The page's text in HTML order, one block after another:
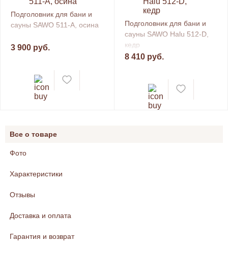
Подголовник для бани и
сауны SAWO 511-A, осина
3 900 руб.
Подголовник для бани и
сауны SAWO Halu 512-D,
кедр
8 410 руб.
Все о товаре
Фото
Характеристики
Отзывы
Доставка и оплата
Гарантия и возврат